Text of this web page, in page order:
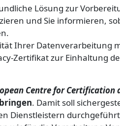
Lösung zur
und Sie informieren,
Ihrer Datenverarbeitung
Zertifikat zur Einhaltung
Centre for Certification
. Damit soll
Dienstleistern